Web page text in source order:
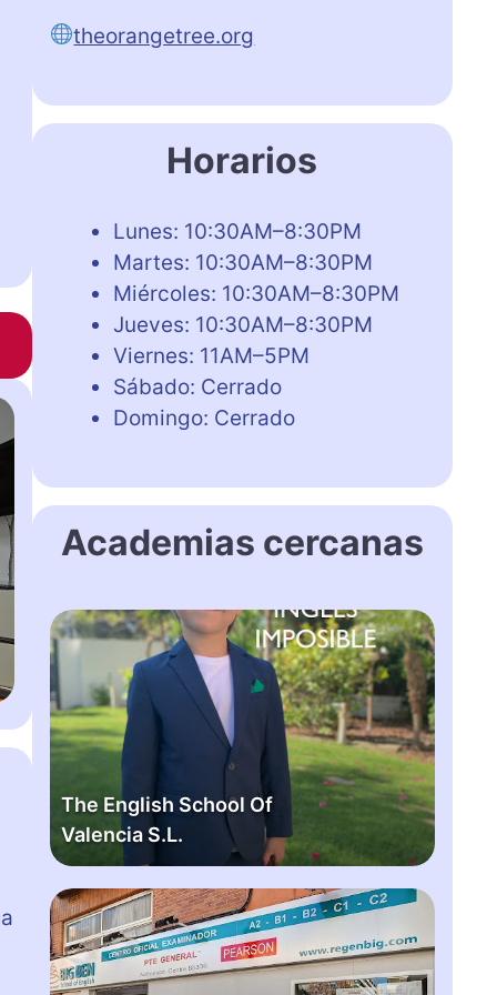
theorangetree.org
Horarios
Lunes: 10:30AM–8:30PM
Martes: 10:30AM–8:30PM
Miércoles: 10:30AM–8:30PM
Jueves: 10:30AM–8:30PM
Viernes: 11AM–5PM
Sábado: Cerrado
Domingo: Cerrado
Academias cercanas
The English School Of
Valencia S.L.
T
h
E
n
g
h
S
c
h
o
B
i
g
b